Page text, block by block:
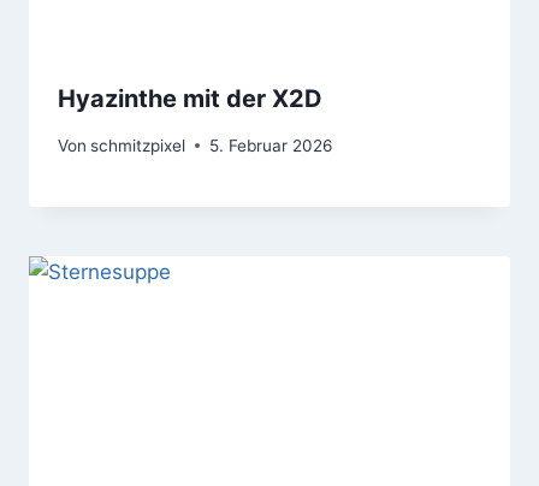
Hyazinthe mit der X2D
Von schmitzpixel 5. Februar 2026